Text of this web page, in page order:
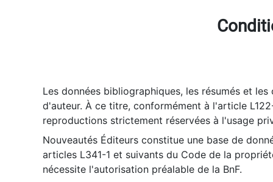
Les données bibliographiques, les résumés et
d'auteur. À ce titre, conformément à l'article
reproductions strictement réservées à l'usage
Nouveautés Éditeurs constitue une base de
articles L341-1 et suivants du Code de la
nécessite l'autorisation préalable de la BnF.